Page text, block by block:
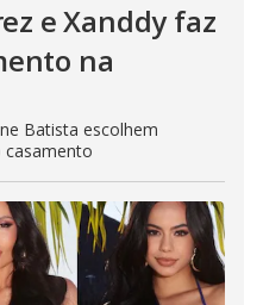
e Xanddy faz
na
Batista escolhem